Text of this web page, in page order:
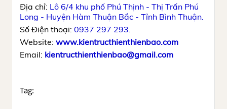
Địa chỉ: Lô 6/4 khu phố Phú Thịnh - Thị Trấn Phú
Long - Huyện Hàm Thuận Bắc - Tỉnh Bình Thuận.
Số Điện thoại: 0937 297 293.
Website: www.kientructhienthienbao.com
Email: kientructhienthienbao@gmail.com
Tag: